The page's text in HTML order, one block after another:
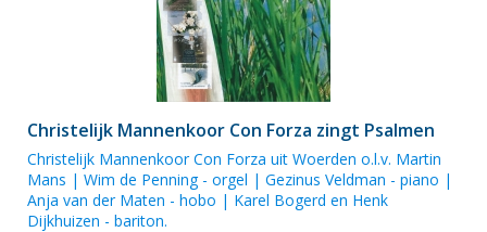
Christelijk Mannenkoor Con Forza zingt Psalmen
Christelijk Mannenkoor Con Forza uit Woerden o.l.v. Martin
Mans | Wim de Penning- orgel | Gezinus Veldman - piano |
Anja van der Maten - hobo | Karel Bogerd en Henk
Dijkhuizen - bariton.